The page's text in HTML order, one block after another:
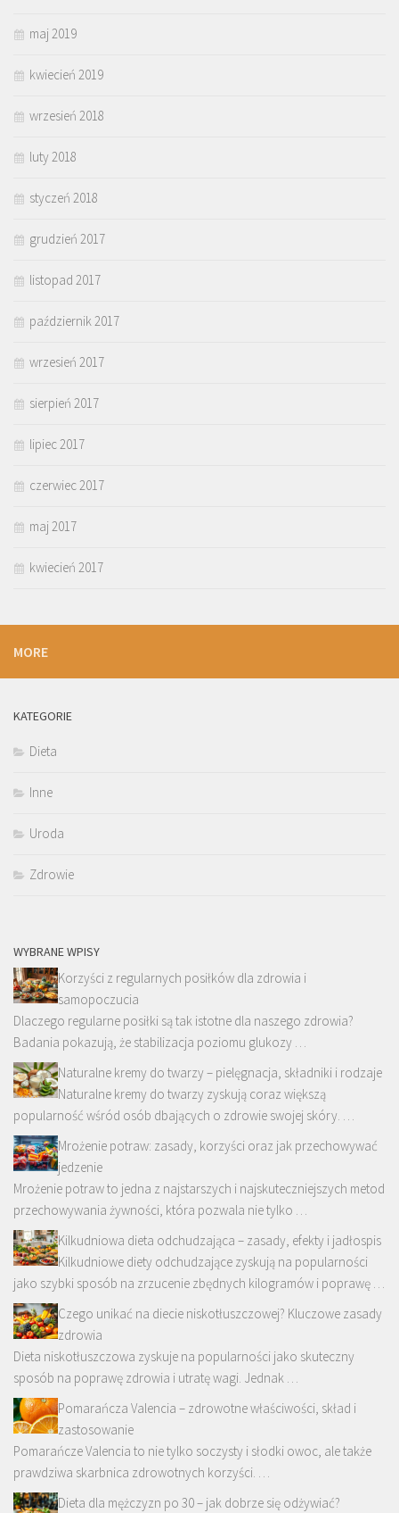
maj 2019
kwiecień 2019
wrzesień 2018
luty 2018
styczeń 2018
grudzień 2017
listopad 2017
październik 2017
wrzesień 2017
sierpień 2017
lipiec 2017
czerwiec 2017
maj 2017
kwiecień 2017
MORE
KATEGORIE
Dieta
Inne
Uroda
Zdrowie
WYBRANE WPISY
Korzyści z regularnych posiłków dla zdrowia i
samopoczucia
Dlaczego regularne posiłki są tak istotne dla naszego zdrowia?
Badania pokazują, że stabilizacja poziomu glukozy …
Naturalne kremy do twarzy – pielęgnacja, składniki i rodzaje
Naturalne kremy do twarzy zyskują coraz większą
popularność wśród osób dbających o zdrowie swojej skóry. …
Mrożenie potraw: zasady, korzyści oraz jak przechowywać
jedzenie
Mrożenie potraw to jedna z najstarszych i najskuteczniejszych metod
przechowywania żywności, która pozwala nie tylko …
Kilkudniowa dieta odchudzająca – zasady, efekty i jadłospis
Kilkudniowe diety odchudzające zyskują na popularności
jako szybki sposób na zrzucenie zbędnych kilogramów i poprawę …
Czego unikać na diecie niskotłuszczowej? Kluczowe zasady
zdrowia
Dieta niskotłuszczowa zyskuje na popularności jako skuteczny
sposób na poprawę zdrowia i utratę wagi. Jednak …
Pomarańcza Valencia – zdrowotne właściwości, skład i
zastosowanie
Pomarańcze Valencia to nie tylko soczysty i słodki owoc, ale także
prawdziwa skarbnica zdrowotnych korzyści. …
Dieta dla mężczyzn po 30 – jak dobrze się odżywiać?